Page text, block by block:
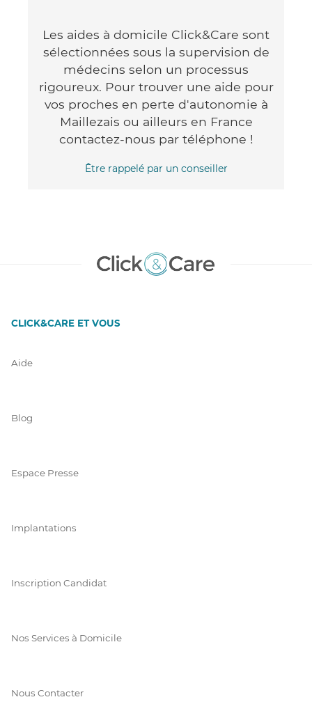
Les aides à domicile Click&Care sont
sélectionnées sous la supervision de
médecins selon un processus
rigoureux. Pour trouver une aide pour
vos proches en perte d'autonomie à
Maillezais ou ailleurs en France
contactez-nous par téléphone !
Être rappelé par un conseiller
CLICK&CARE ET VOUS
Aide
Blog
Espace Presse
Implantations
Inscription Candidat
Nos Services à Domicile
Nous Contacter